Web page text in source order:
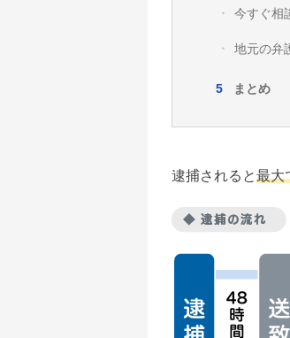
今すぐ相
地元の弁
まとめ
逮捕されると最大